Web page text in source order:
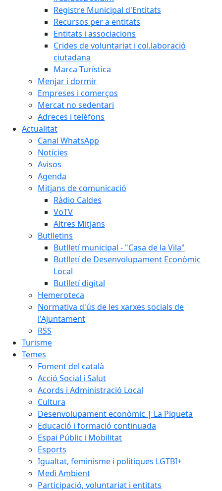
Registre Municipal d'Entitats
Recursos per a entitats
Entitats i associacions
Crides de voluntariat i col.laboració
ciutadana
Marca Turística
Menjar i dormir
Empreses i comerços
Mercat no sedentari
Adreces i telèfons
Actualitat
Canal WhatsApp
Notícies
Avisos
Agenda
Mitjans de comunicació
Ràdio Caldes
VoTV
Altres Mitjans
Butlletins
Butlletí municipal - "Casa de la Vila"
Butlletí de Desenvolupament Econòmic
Local
Butlletí digital
Hemeroteca
Normativa d'ús de les xarxes socials de
l'Ajuntament
RSS
Turisme
Temes
Foment del català
Acció Social i Salut
Acords i Administració Local
Cultura
Desenvolupament econòmic | La Piqueta
Educació i formació continuada
Espai Públic i Mobilitat
Esports
Igualtat, feminisme i polítiques LGTBI+
Medi Ambient
Participació, voluntariat i entitats